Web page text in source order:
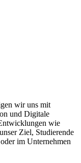
wir uns mit
und Digitale
wie
Ziel, Studierende
im Unternehmen